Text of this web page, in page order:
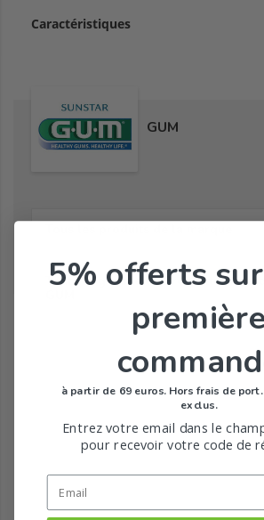
Caractéristiques
GUM
Toute la gamme de Brossettes
5% offerts
première
à partir de 69 euros. Hors frais de
exclus.
Entrez votre email dans le
pour recevoir votre code de